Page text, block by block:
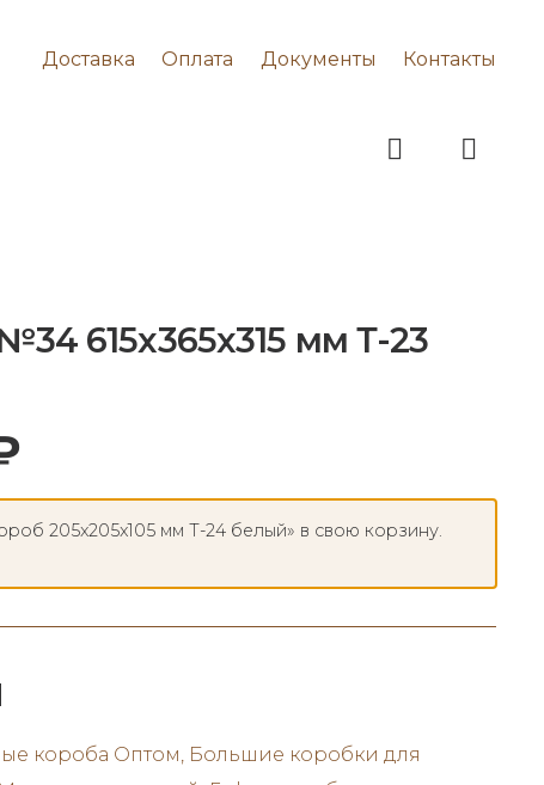
Доставка Оплата Документы Контакты
615x365x315 мм Т-23
205x205x105 мм Т-24 белый» в свою корзину.
короба Оптом, Большие коробки для